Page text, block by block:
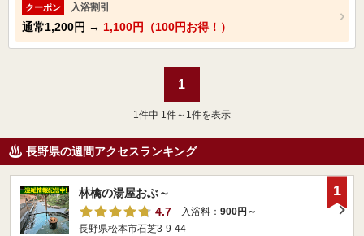
クーポン 入浴割引
通常1,200円 → 1,100円（100円お得！）
1
1 件中 1件～1件を表示
長野県の週間アクセスランキング
林檎の湯屋おぶ～
4.7
入浴料： 900円～
長野県松本市石芝3-9-44
1